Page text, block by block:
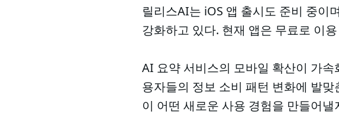
릴리스AI는 iOS 앱 출시도 준비 중이
강화하고 있다. 현재 앱은 무료로 이
AI 요약 서비스의 모바일 확산이 가
용자들의 정보 소비 패턴 변화에 발
이 어떤 새로운 사용 경험을 만들어낼